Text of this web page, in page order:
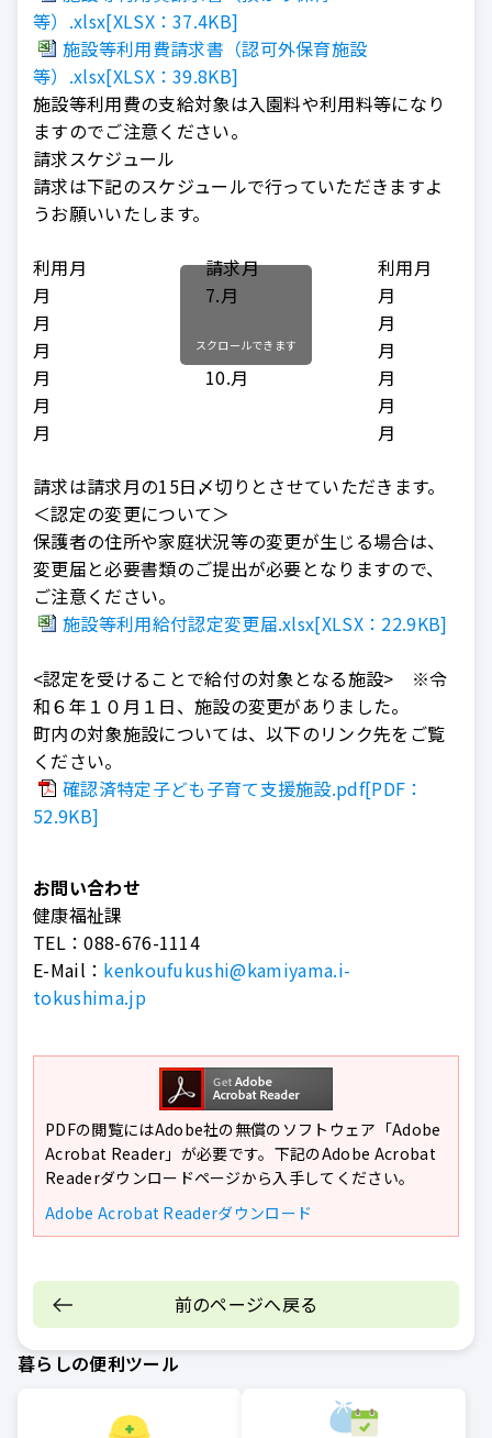
等）.xlsx[XLSX：37.4KB]
施設等利用費請求書（認可外保育施設
等）.xlsx[XLSX：39.8KB]
施設等利用費の支給対象は入園料や利用料等になり
ますのでご注意ください。
請求スケジュール
請求は下記のスケジュールで行っていただきますよ
うお願いいたします。
利用月 請求月
利用月
月
7.月
月
月
月
月
月
月
10.月
月
月
月
月
月
スクロールできます
請求は請求月の15日〆切りとさせていただきます。
＜認定の変更について＞
保護者の住所や家庭状況等の変更が生じる場合は、
変更届と必要書類のご提出が必要となりますので、
ご注意ください。
施設等利用給付認定変更届.xlsx[XLSX：22.9KB]
<認定を受けることで給付の対象となる施設> ※令
和６年１０月１日、施設の変更がありました。
町内の対象施設については、以下のリンク先をご覧
ください。
確認済特定子ども子育て支援施設.pdf[PDF：
52.9KB]
お問い合わせ
健康福祉課
TEL：088-676-1114
E-Mail： kenkoufukushi@kamiyama.i-
tokushima.jp
PDFの閲覧にはAdobe社の無償のソフトウェア「Adobe
Acrobat Reader」が必要です。下記のAdobe Acrobat
Readerダウンロードページから入手してください。
Adobe Acrobat Readerダウンロード
前のページへ戻る
暮らしの便利ツール